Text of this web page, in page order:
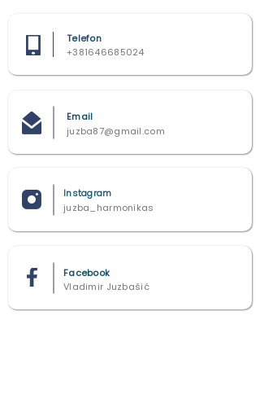
+381646685024
Telefon
Email
juzba87@gmail.com
juzba_harmonikas
Instagram
Vladimir Juzbašić
Facebook